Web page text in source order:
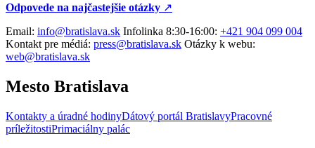
Odpovede na najčastejšie otázky ↗︎
Email: info@bratislava.sk Infolinka 8:30-16:00: +421 904 099 004
Kontakt pre médiá: press@bratislava.sk Otázky k webu:
web@bratislava.sk
Mesto Bratislava
Kontakty a úradné hodinyDátový portál BratislavyPracovné
príležitostiPrimaciálny palác